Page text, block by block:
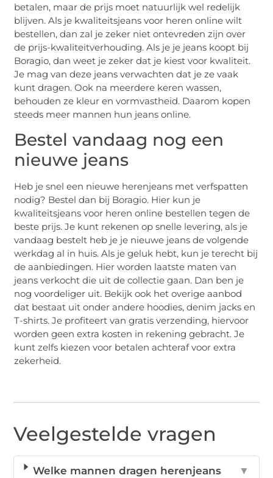
betalen, maar de prijs moet natuurlijk wel redelijk
blijven. Als je kwaliteitsjeans voor heren online wilt
bestellen, dan zal je zeker niet ontevreden zijn over
de prijs-kwaliteitverhouding. Als je je jeans koopt bij
Boragio, dan weet je zeker dat je kiest voor kwaliteit.
Je mag van deze jeans verwachten dat je ze vaak
kunt dragen. Ook na meerdere keren wassen,
behouden ze kleur en vormvastheid. Daarom kopen
steeds meer mannen hun jeans online.
Bestel vandaag nog een
nieuwe jeans
Heb je snel een nieuwe herenjeans met verfspatten
nodig? Bestel dan bij Boragio. Hier kun je
kwaliteitsjeans voor heren online bestellen tegen de
beste prijs. Je kunt rekenen op snelle levering, als je
vandaag bestelt heb je je nieuwe jeans de volgende
werkdag al in huis. Als je geluk hebt, kun je terecht bij
de aanbiedingen. Hier worden laatste maten van
jeans verkocht die uit de collectie gaan. Dan ben je
nog voordeliger uit. Bekijk ook het overige aanbod
dat bestaat uit onder andere hoodies, denim jacks en
T-shirts. Je profiteert van gratis verzending, hiervoor
worden geen extra kosten in rekening gebracht. Je
kunt zelfs kiezen voor betalen achteraf voor extra
zekerheid.
Veelgestelde vragen
Welke mannen dragen herenjeans
▼